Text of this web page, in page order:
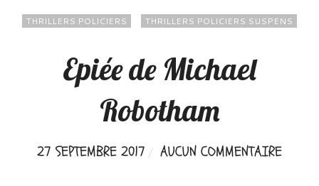
THRILLERS POLICIERS THRILLERS POLICIERS SUSPENS
Epiée de Michael
Robotham
27 SEPTEMBRE 2017 AUCUN COMMENTAIRE